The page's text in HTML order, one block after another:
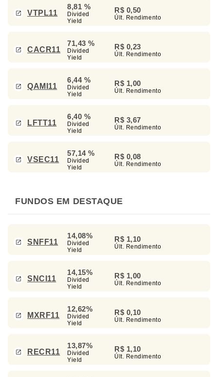
VTPL11
8,81 %
Divided
Yield
R$ 0,50
Últ. Rendimento
CACR11
71,43 %
Divided
Yield
R$ 0,23
Últ. Rendimento
QAMI11
6,44 %
Divided
Yield
R$ 1,00
Últ. Rendimento
LFTT11
6,40 %
Divided
Yield
R$ 3,67
Últ. Rendimento
VSEC11
57,14 %
Divided
Yield
R$ 0,08
Últ. Rendimento
FUNDOS EM DESTAQUE
SNFF11
14,08%
Divided
Yield
R$ 1,10
Últ. Rendimento
SNCI11
14,15%
Divided
Yield
R$ 1,00
Últ. Rendimento
MXRF11
12,62%
Divided
Yield
R$ 0,10
Últ. Rendimento
RECR11
13,87%
Divided
Yield
R$ 1,10
Últ. Rendimento